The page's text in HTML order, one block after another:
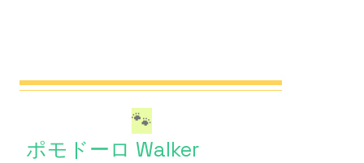
🐾
ポモドーロ Walker